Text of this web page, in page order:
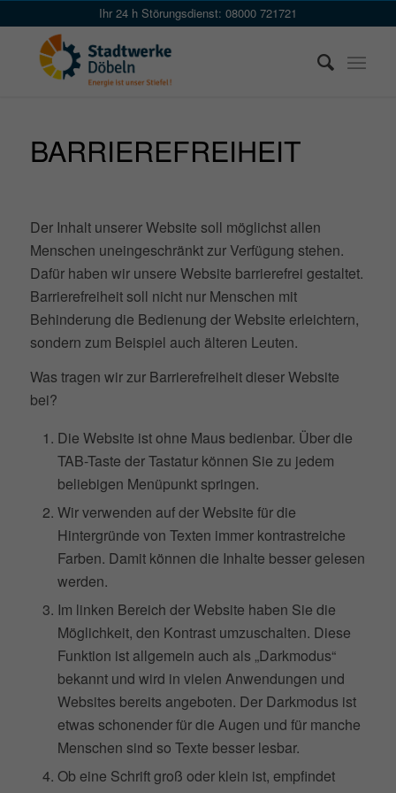
to
Content
Ihr 24 h Störungsdienst: 08000 721721
BARRIEREFREIHEIT
Der Inhalt unserer Website soll möglichst allen
Menschen uneingeschränkt zur Verfügung stehen.
Dafür haben wir unsere Website barrierefrei gestaltet.
Barrierefreiheit soll nicht nur Menschen mit
Behinderung die Bedienung der Website erleichtern,
sondern zum Beispiel auch älteren Leuten.
Was tragen wir zur Barrierefreiheit dieser Website
bei?
Die Website ist ohne Maus bedienbar. Über die
TAB-Taste der Tastatur können Sie zu jedem
beliebigen Menüpunkt springen.
Wir verwenden auf der Website für die
Hintergründe von Texten immer kontrastreiche
Farben. Damit können die Inhalte besser gelesen
werden.
Im linken Bereich der Website haben Sie die
Möglichkeit, den Kontrast umzuschalten. Diese
Funktion ist allgemein auch als „Darkmodus“
bekannt und wird in vielen Anwendungen und
Websites bereits angeboten. Der Darkmodus ist
etwas schonender für die Augen und für manche
Menschen sind so Texte besser lesbar.
Ob eine Schrift groß oder klein ist, empfindet